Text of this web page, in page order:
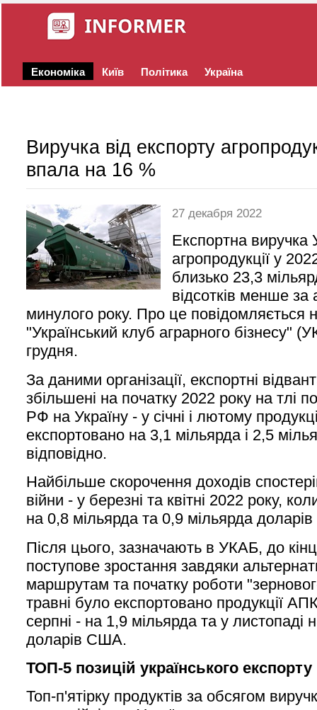
Економіка Київ Політика Україна
Виручка від експорту
впала на 16 %
27 декабря 2022
Експортна виручка
агропродукції у
близько 23,3
відсотків менше за
минулого року. Про це повідомляється
"Український клуб аграрного бізнесу"
грудня.
За даними організації, експортні
збільшені на початку 2022 року на тлі
РФ на Україну - у січні і лютому
експортовано на 3,1 мільярда і 2,5
відповідно.
Найбільше скорочення доходів
війни - у березні та квітні 2022 року,
на 0,8 мільярда та 0,9 мільярда доларів
Після цього, зазначають в УКАБ, до
поступове зростання завдяки
маршрутам та початку роботи
травні було експортовано продукції
серпні - на 1,9 мільярда та у листопаді
доларів США.
ТОП-5 позицій українського експорту
Топ-п'ятірку продуктів за обсягом